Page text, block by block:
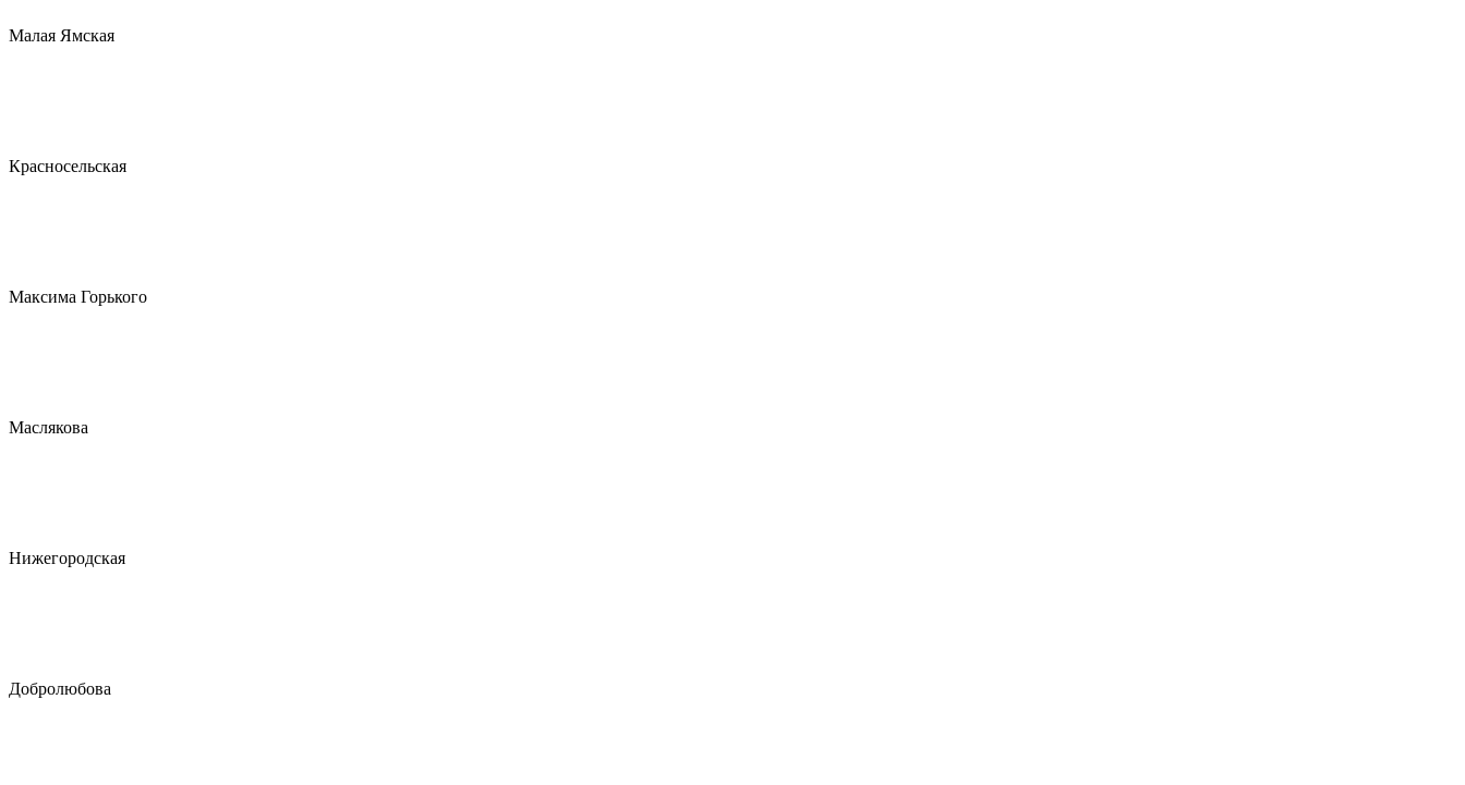
Малая Ямская
Красносельская
Максима Горького
Маслякова
Нижегородская
Добролюбова